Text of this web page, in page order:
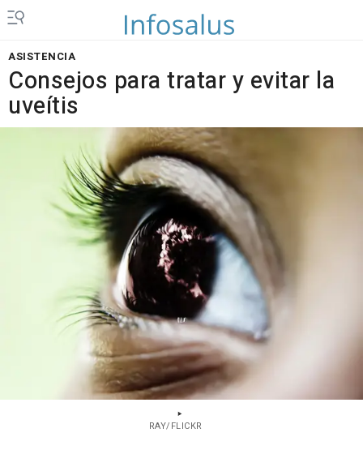
ASISTENCIA
Consejos para tratar y evitar la
uveítis
RAY/FLICKR